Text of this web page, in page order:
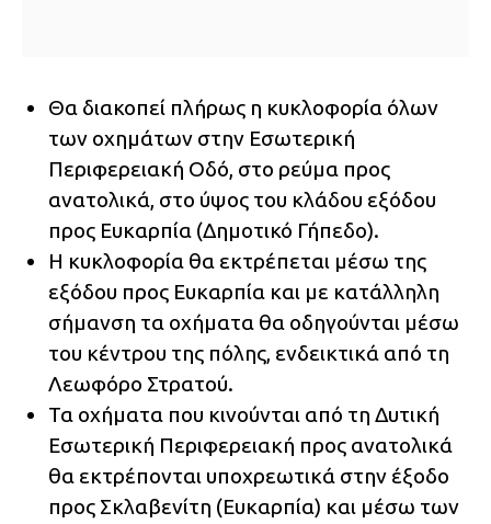
Θα διακοπεί πλήρως η κυκλοφορία όλων
των οχημάτων στην Εσωτερική
Περιφερειακή Οδό, στο ρεύμα προς
ανατολικά, στο ύψος του κλάδου εξόδου
προς Ευκαρπία (Δημοτικό Γήπεδο).
Η κυκλοφορία θα εκτρέπεται μέσω της
εξόδου προς Ευκαρπία και με κατάλληλη
σήμανση τα οχήματα θα οδηγούνται μέσω
του κέντρου της πόλης, ενδεικτικά από τη
Λεωφόρο Στρατού.
Τα οχήματα που κινούνται από τη Δυτική
Εσωτερική Περιφερειακή προς ανατολικά
θα εκτρέπονται υποχρεωτικά στην έξοδο
προς Σκλαβενίτη (Ευκαρπία) και μέσω των